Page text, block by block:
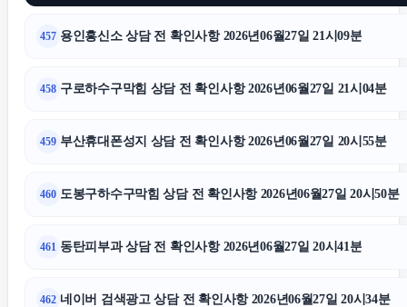
457 용인흥신소 상담 전 확인사항 2026년06월27일 21시09분
458 구로하수구막힘 상담 전 확인사항 2026년06월27일 21시04분
459 부산휴대폰성지 상담 전 확인사항 2026년06월27일 20시55분
460 도봉구하수구막힘 상담 전 확인사항 2026년06월27일 20시50분
461 동탄피부과 상담 전 확인사항 2026년06월27일 20시41분
462 네이버 검색광고 상담 전 확인사항 2026년06월27일 20시34분